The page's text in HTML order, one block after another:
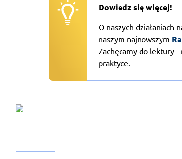
Dowiedz się więcej!
O naszych działaniach
naszym najnowszym
Zachęcamy do lektury
praktyce.